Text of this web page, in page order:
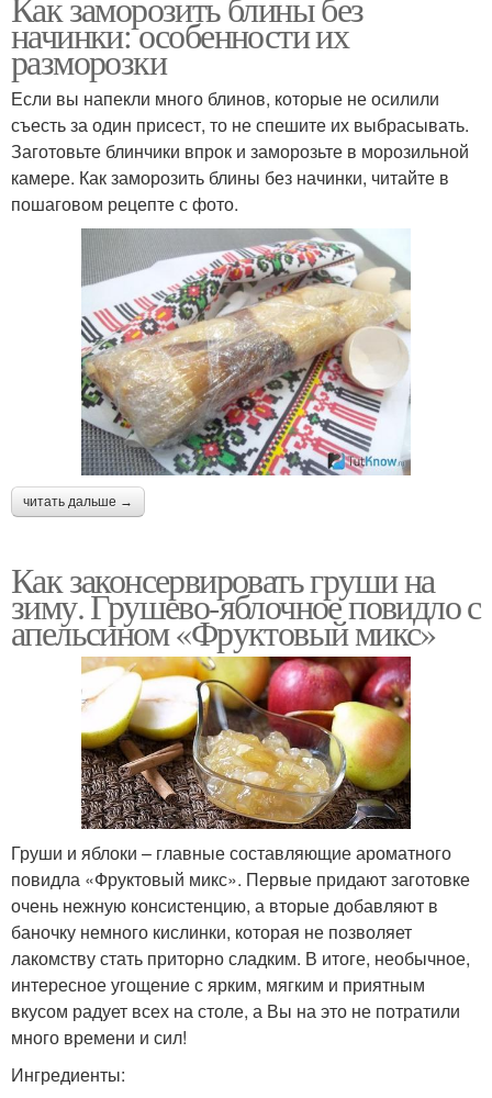
начинки: особенности их
разморозки
Если вы напекли много блинов, которые не осилили
съесть за один присест, то не спешите их выбрасывать.
Заготовьте блинчики впрок и заморозьте в морозильной
камере. Как заморозить блины без начинки, читайте в
пошаговом рецепте с фото.
читать дальше →
Как законсервировать груши на
зиму. Грушево-яблочное повидло с
апельсином «Фруктовый микс»
Груши и яблоки – главные составляющие ароматного
повидла «Фруктовый микс». Первые придают заготовке
очень нежную консистенцию, а вторые добавляют в
баночку немного кислинки, которая не позволяет
лакомству стать приторно сладким. В итоге, необычное,
интересное угощение с ярким, мягким и приятным
вкусом радует всех на столе, а Вы на это не потратили
много времени и сил!
Ингредиенты: